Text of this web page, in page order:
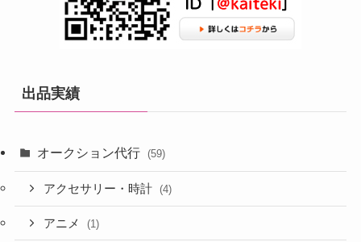
出品実績
オークション代行 (59)
アクセサリー・時計 (4)
アニメ (1)